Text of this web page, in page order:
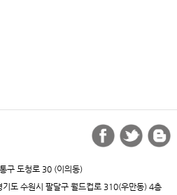
구 도청로 30 (이의동)
도 수원시 팔달구 월드컵로 310(우만동) 4층